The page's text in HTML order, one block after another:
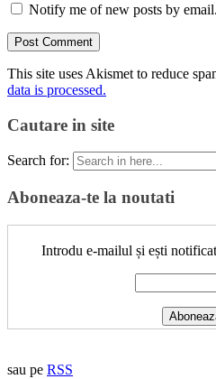
Notify me of new posts by email.
This site uses Akismet to reduce
data is processed.
Cautare in site
Search for:
Aboneaza-te la noutati
Introdu e-mailul și ești
sau pe RSS